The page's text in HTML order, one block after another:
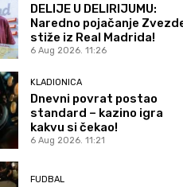
DELIJE U DELIRIJUMU:
Naredno pojačanje
stiže iz Real Madrida!
6 Aug 2026. 11:26
KLADIONICA
Dnevni povrat postao
standard – kazino igra
kakvu si čekao!
6 Aug 2026. 11:21
FUDBAL